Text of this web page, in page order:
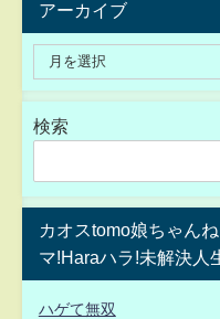
アーカイブ
検索
カオスtomo娘ちゃん
マ!Haraハラ!未解決人
ハゲて無双